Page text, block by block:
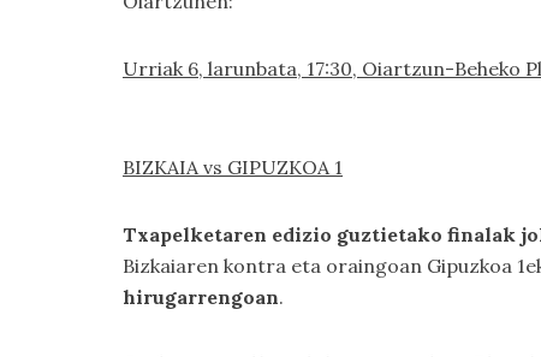
Urriak 6, larunbata, 17:30, Oiartzun-Beheko
BIZKAIA vs GIPUZKOA 1
Txapelketaren edizio guztietako finalak
Bizkaiaren kontra eta oraingoan Gipuzkoa
hirugarrengoan.